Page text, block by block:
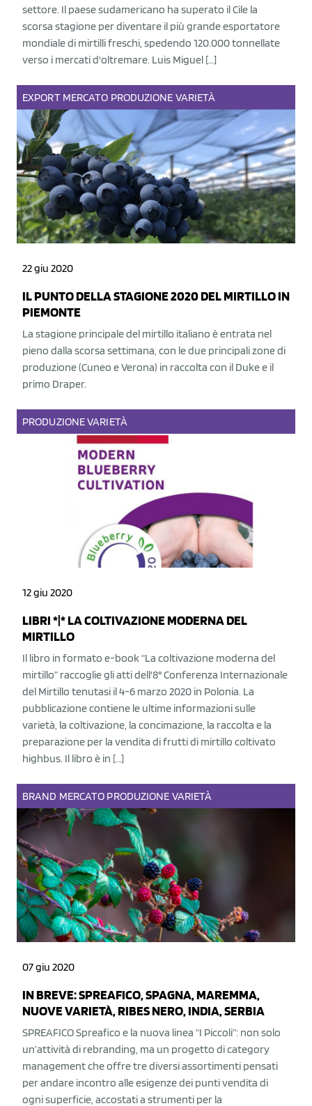
settore. Il paese sudamericano ha superato il Cile la
scorsa stagione per diventare il più grande esportatore
mondiale di mirtilli freschi, spedendo 120.000 tonnellate
verso i mercati d'oltremare. Luis Miguel […]
EXPORT MERCATO PRODUZIONE VARIETÀ
22 giu 2020
IL PUNTO DELLA STAGIONE 2020 DEL MIRTILLO IN
PIEMONTE
La stagione principale del mirtillo italiano è entrata nel
pieno dalla scorsa settimana, con le due principali zone di
produzione (Cuneo e Verona) in raccolta con il Duke e il
primo Draper.
PRODUZIONEVARIETÀ
12 giu 2020
LIBRI *|* LA COLTIVAZIONE MODERNA DEL
MIRTILLO
Il libro in formato e-book “La coltivazione moderna del
mirtillo” raccoglie gli atti dell'8° Conferenza Internazionale
del Mirtillo tenutasi il 4-6 marzo 2020 in Polonia. La
pubblicazione contiene le ultime informazioni sulle
varietà, la coltivazione, la concimazione, la raccolta e la
preparazione per la vendita di frutti di mirtillo coltivato
highbus. Il libro è in […]
BRAND MERCATO PRODUZIONE VARIETÀ
07 giu 2020
IN BREVE: SPREAFICO, SPAGNA, MAREMMA,
NUOVE VARIETÀ, RIBES NERO, INDIA, SERBIA
SPREAFICO Spreafico e la nuova linea “I Piccoli”: non solo
un’attività di rebranding, ma un progetto di category
management che offre tre diversi assortimenti pensati
per andare incontro alle esigenze dei punti vendita di
ogni superficie, accostati a strumenti per la